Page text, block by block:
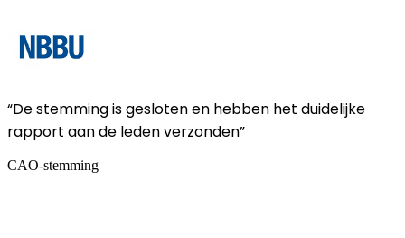
“De stemming is gesloten en hebben het duidelijke
rapport aan de leden verzonden”
CAO-stemming